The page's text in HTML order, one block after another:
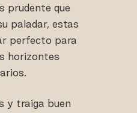
prudente que
paladar, estas
perfecto para
horizontes
y traiga buen